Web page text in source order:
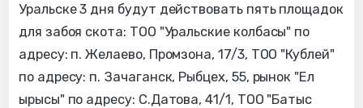
Уральске 3 дня будут действовать пять площадок
для забоя скота: ТОО "Уральские колбасы" по
адресу: п. Желаево, Промзона, 17/3, ТОО "Кублей"
по адресу: п. Зачаганск, Рыбцех, 55, рынок "Ел
ырысы" по адресу: С.Датова, 41/1, ТОО "Батыс